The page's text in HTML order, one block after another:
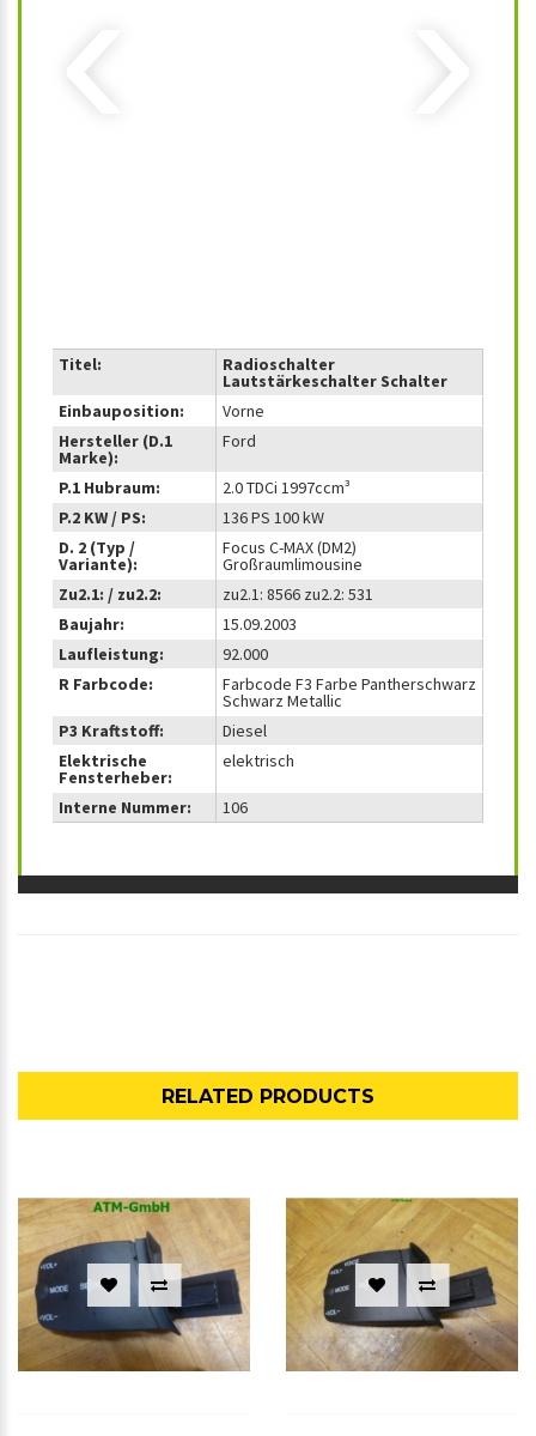
‹ ›
Titel: Radioschalter
Lautstärkeschalter Schalter
Einbauposition:
Vorne
Hersteller (D.1
Marke):
Ford
P.1 Hubraum:
2.0 TDCi 1997ccm³
P.2 KW / PS:
136 PS 100 kW
D. 2 (Typ /
Variante):
Focus C-MAX (DM2)
Großraumlimousine
Zu2.1: / zu2.2:
zu2.1: 8566 zu2.2: 531
Baujahr:
15.09.2003
Laufleistung:
92.000
R Farbcode:
Farbcode F3 Farbe Pantherschwarz
Schwarz Metallic
P3 Kraftstoff:
Diesel
Elektrische
Fensterheber:
elektrisch
Interne Nummer: 106
RELATED PRODUCTS